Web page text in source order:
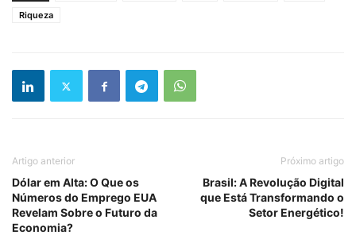
Riqueza
Artigo anterior
Dólar em Alta: O Que os
Números do Emprego EUA
Revelam Sobre o Futuro da
Economia?
Próximo artigo
Brasil: A Revolução Digital
que Está Transformando o
Setor Energético!